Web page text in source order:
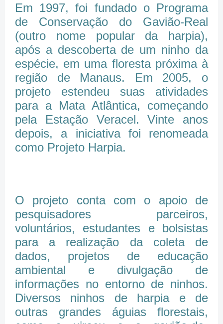
Em 1997, foi fundado o Programa
de Conservação do Gavião-Real
(outro nome popular da harpia),
após a descoberta de um ninho da
espécie, em uma floresta próxima à
região de Manaus. Em 2005, o
projeto estendeu suas atividades
para a Mata Atlântica, começando
pela Estação Veracel. Vinte anos
depois, a iniciativa foi renomeada
como Projeto Harpia.
O projeto conta com o apoio de
pesquisadores parceiros,
voluntários, estudantes e bolsistas
para a realização da coleta de
dados, projetos de educação
ambiental e divulgação de
informações no entorno de ninhos.
Diversos ninhos de harpia e de
outras grandes águias florestais,